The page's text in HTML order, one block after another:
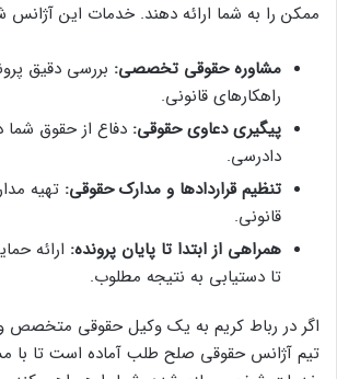
ممکن را به شما ارائه دهند. خدمات این آژانس
مشاوره حقوقی تخصصی: بررسی دقیق
راهکارهای قانونی.
پیگیری دعاوی حقوقی: دفاع از حقوق شما
دادرسی.
تنظیم قراردادها و مدارک حقوقی: تهیه
قانونی.
همراهی از ابتدا تا پایان پرونده: ارائه
تا دستیابی به نتیجه مطلوب.
اگر در رباط کریم به یک وکیل حقوقی متخصص و
تیم آژانس حقوقی صلح طلب آماده است تا با